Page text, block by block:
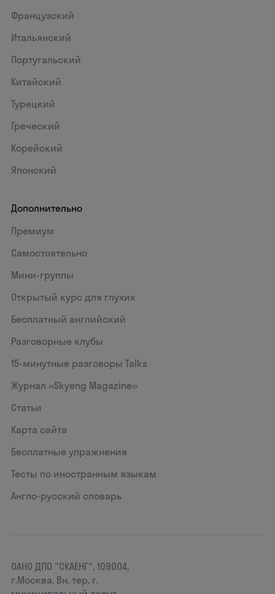
Французский
Итальянский
Португальский
Китайский
Турецкий
Греческий
Корейский
Японский
Дополнительно
Премиум
Самостоятельно
Мини-группы
Открытый курс для глухих
Бесплатный английский
Разговорные клубы
15‑минутные разговоры Talks
Журнал «Skyeng Magazine»
Статьи
Карта сайта
Бесплатные упражнения
Тесты по иностранным языкам
Англо-русский словарь
ОАНО ДПО "СКАЕНГ", 109004,
г.Москва, Вн. тер. г.